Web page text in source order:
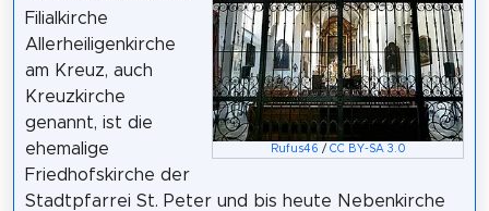
Rufus46 / CC BY-SA 3.0
Filialkirche
Allerheiligenkirche
am Kreuz, auch
Kreuzkirche
genannt, ist die
ehemalige
Friedhofskirche der
Stadtpfarrei St. Peter und bis heute Nebenkirche